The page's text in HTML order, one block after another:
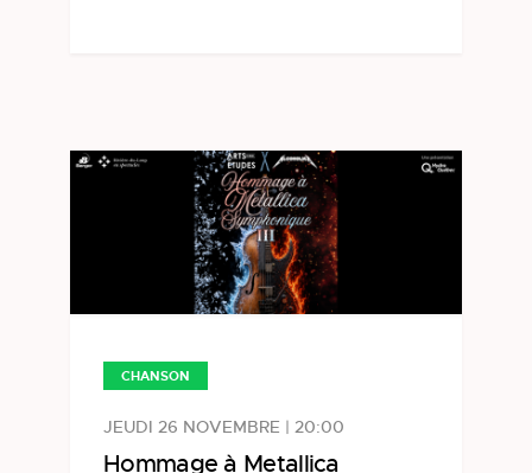
CHANSON
JEUDI 26 NOVEMBRE | 20:00
Hommage à Metallica